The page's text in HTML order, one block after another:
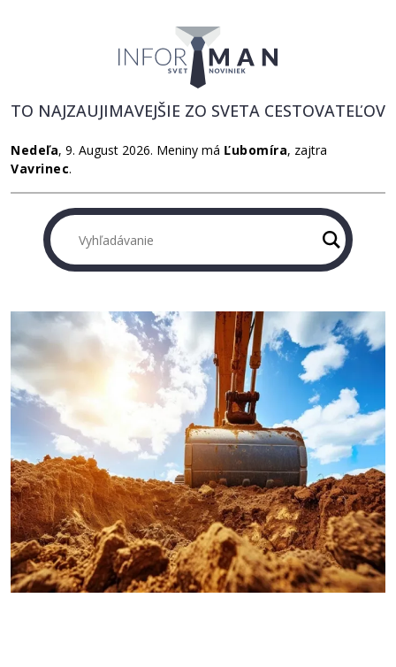
Nedeľa, 9. August 2026. Meniny má Ľubomíra, zajtra
Vavrinec.
TO NAJZAUJIMAVEJŠIE ZO SVETA CESTOVATEĽOV